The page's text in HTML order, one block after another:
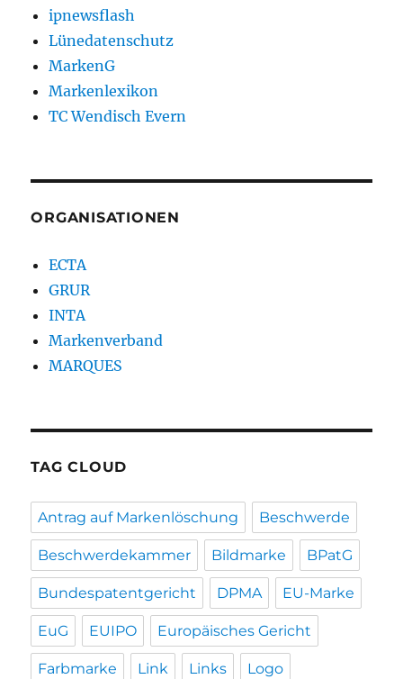
ipnewsflash
Lünedatenschutz
MarkenG
Markenlexikon
TC Wendisch Evern
ORGANISATIONEN
ECTA
GRUR
INTA
Markenverband
MARQUES
TAG CLOUD
Antrag auf Markenlöschung Beschwerde
Beschwerdekammer Bildmarke BPatG
Bundespatentgericht DPMA EU-Marke
EuG EUIPO Europäisches Gericht
Farbmarke Link Links Logo